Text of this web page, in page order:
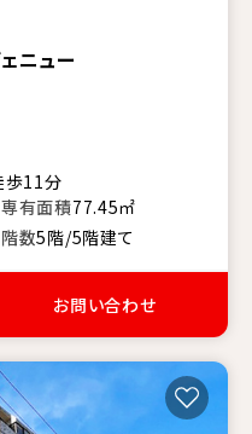
ニュー
歩11分
専有面積77.45㎡
階数5階/5階建て
お問い合わせ